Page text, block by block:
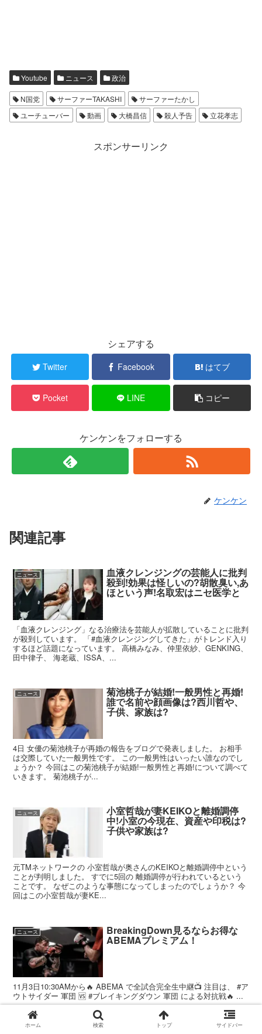
Youtube ニュース 政治
N国党 サーファーTAKASHI
サーファーたかし
ユーチューバー
動画 大橋昌信 殺人予告 立花孝志
スポンサーリンク
シェアする
Twitter Facebook はてブ
Pocket LINE コピー
ケンケンをフォローする
ケンケン
関連記事
ニュース 血液クレンジングの芸能人に批判
殺到!効果は怪しいの?胡散臭い,あ
ほという声!名取宏はニセ医学と
「血液クレンジング」なる治療法を芸能人が拡散していることに批判
が殺到しています。 「#血液クレンジングしてきた」がトレンド入り
するほど話題になっています。 高橋みなみ、仲里依紗、GENKING、
田中律子、 海老蔵、ISSA、...
ニュース 菊池桃子が結婚!一般男性と再婚!
誰で名前や顔画像は?西川哲や、
子供、家族は?
4日 女優の菊池桃子が再婚の報告をブログで発表しました。 お相手
は交際していた一般男性です。 この一般男性はいったい誰なのでし
ょうか？ 今回はこの菊池桃子が結婚!一般男性と再婚!について調べて
いきます。 菊池桃子が...
ニュース 小室哲哉が妻KEIKOと離婚調停
中!小室の今現在、資産や印税は?
子供や家族は?
元TMネットワークの 小室哲哉が奥さんのKEIKOと離婚調停中という
ことが判明しました。 すでに5回の 離婚調停が行われているという
ことです。 なぜこのような事態になってしまったのでしょうか？ 今
回はこの小室哲哉が妻KE...
ニュース BreakingDown見るならお得な
ABEMAプレミアム！
11月3日10:30AMから🔥 ABEMA で全試合完全生中継📺 注目は、 #ア
ウトサイダー 軍団 🆚 #ブレイキングダウン 軍団 による対抗戦🔥 ...
【動画・画像】長野県伊那市中央
ホーム 検索 トップ サイドバー